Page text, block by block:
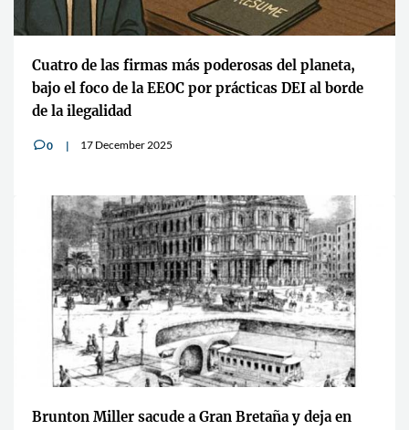
Cuatro de las firmas más poderosas del planeta,
bajo el foco de la EEOC por prácticas DEI al borde
de la ilegalidad
v0 17 December 2025
Brunton Miller sacude a Gran Bretaña y deja en